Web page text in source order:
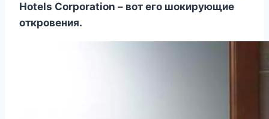
Hotels Corporation – вот его шокирующие
откровения.